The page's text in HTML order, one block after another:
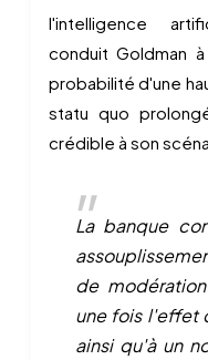
l'intelligence
conduit Goldman
probabilité d'une
statu quo
crédible à son
La banque
de
une fois l'effet
ainsi qu'à un